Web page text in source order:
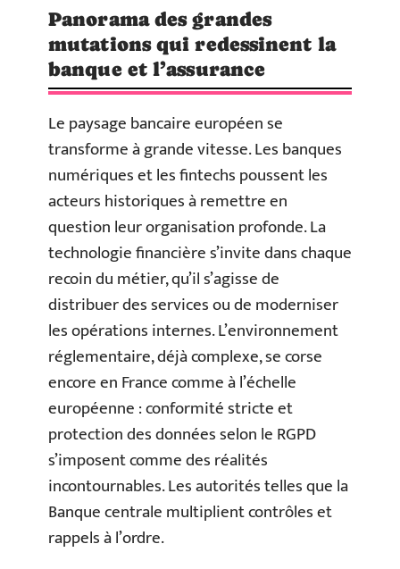
Panorama des grandes
mutations qui redessinent la
banque et l’assurance
Le paysage bancaire européen se
transforme à grande vitesse. Les banques
numériques et les fintechs poussent les
acteurs historiques à remettre en
question leur organisation profonde. La
technologie financière s’invite dans chaque
recoin du métier, qu’il s’agisse de
distribuer des services ou de moderniser
les opérations internes. L’environnement
réglementaire, déjà complexe, se corse
encore en France comme à l’échelle
européenne : conformité stricte et
protection des données selon le RGPD
s’imposent comme des réalités
incontournables. Les autorités telles que la
Banque centrale multiplient contrôles et
rappels à l’ordre.